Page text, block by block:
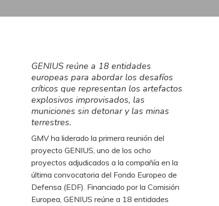
GENIUS reúne a 18 entidades
europeas para abordar los desafíos
críticos que representan los artefactos
explosivos improvisados, las
municiones sin detonar y las minas
terrestres.
GMV ha liderado la primera reunión del
proyecto GENIUS, uno de los ocho
proyectos adjudicados a la compañía en la
última convocatoria del Fondo Europeo de
Defensa (EDF). Financiado por la Comisión
Europea, GENIUS reúne a 18 entidades